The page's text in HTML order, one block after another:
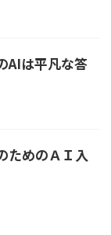
AIは平凡な答
ためのＡＩ入